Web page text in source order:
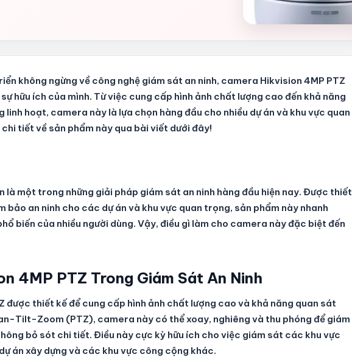
không ngừng về công nghệ giám sát an ninh, camera Hikvision 4MP PTZ
hữu ích của mình. Từ việc cung cấp hình ảnh chất lượng cao đến khả năng
linh hoạt, camera này là lựa chọn hàng đầu cho nhiều dự án và khu vực quan
tiết về sản phẩm này qua bài viết dưới đây!
là một trong những giải pháp giám sát an ninh hàng đầu hiện nay. Được thiết
bảo an ninh cho các dự án và khu vực quan trọng, sản phẩm này nhanh
biến của nhiều người dùng. Vậy, điều gì làm cho camera này đặc biệt đến
4MP PTZ Trong Giám Sát An Ninh
được thiết kế để cung cấp hình ảnh chất lượng cao và khả năng quan sát
Tilt-Zoom (PTZ), camera này có thể xoay, nghiêng và thu phóng để giám
bỏ sót chi tiết. Điều này cực kỳ hữu ích cho việc giám sát các khu vực
án xây dựng và các khu vực công cộng khác.